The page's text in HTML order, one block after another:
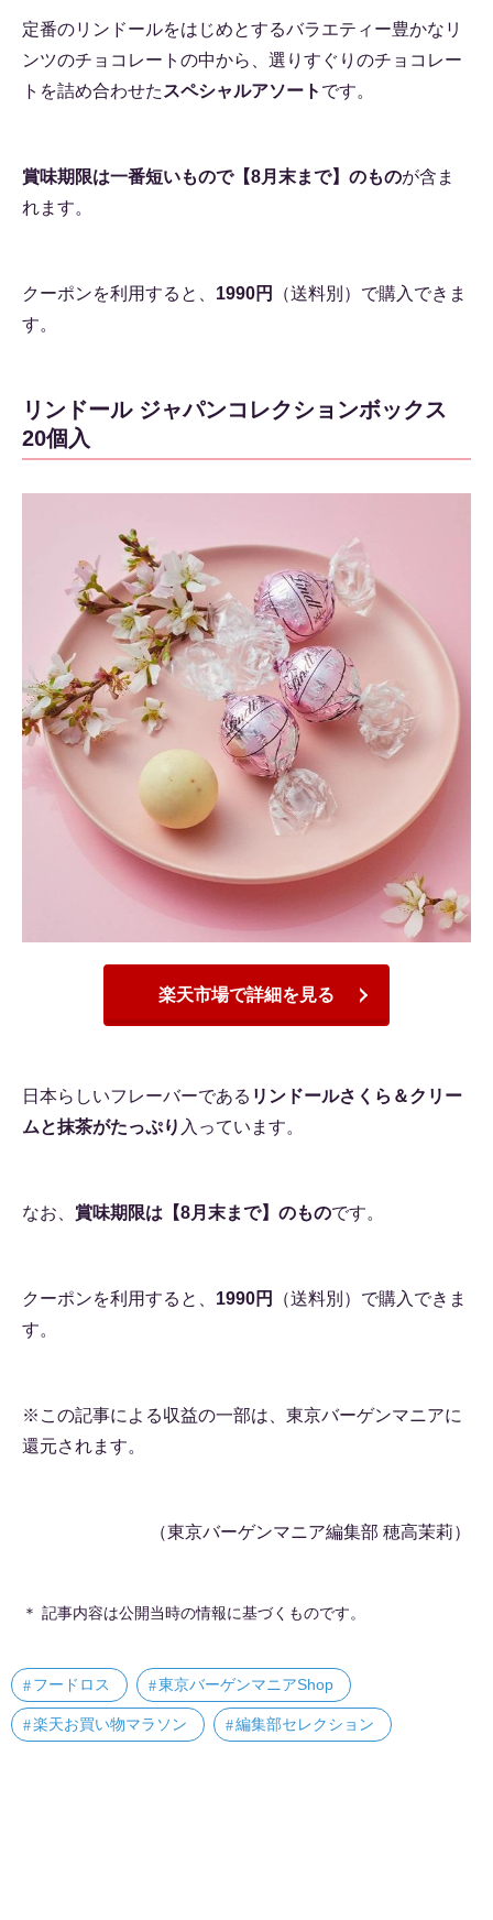
定番のリンドールをはじめとするバラエティー豊かなリ
ンツのチョコレートの中から、選りすぐりのチョコレー
トを詰め合わせた スペシャルアソート です。
賞味期限は一番短いもので【8月末まで】のものが含ま
れます。
クーポンを利用すると、 1990円
（送料別）で購入できま
す。
リンドール ジャパンコレクションボックス
20個入
楽天市場で詳細を見る
日本らしいフレーバーである リンドールさくら＆クリー
ムと抹茶がたっぷり 入っています。
なお、 賞味期限は【8月末まで】のものです。
クーポンを利用すると、 1990円
（送料別）で購入できま
す。
※この記事による収益の一部は、東京バーゲンマニアに
還元されます。
（東京バーゲンマニア編集部 穂高茉莉）
＊ 記事内容は公開当時の情報に基づくものです。
フードロス 東京バーゲンマニアShop
楽天お買い物マラソン 編集部セレクション